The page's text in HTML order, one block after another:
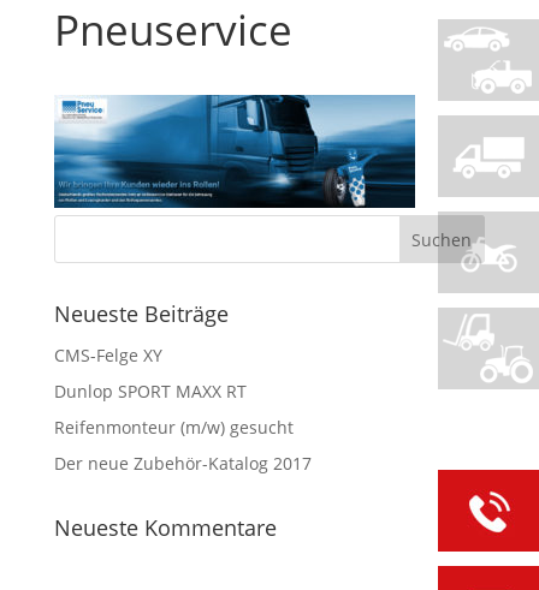
Pneuservice
Neueste Beiträge
CMS-Felge XY
Dunlop SPORT MAXX RT
Reifenmonteur (m/w) gesucht
Der neue Zubehör-Katalog 2017
Neueste Kommentare